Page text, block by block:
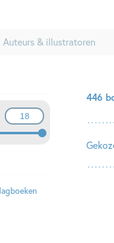
Auteurs & illustratoren
446